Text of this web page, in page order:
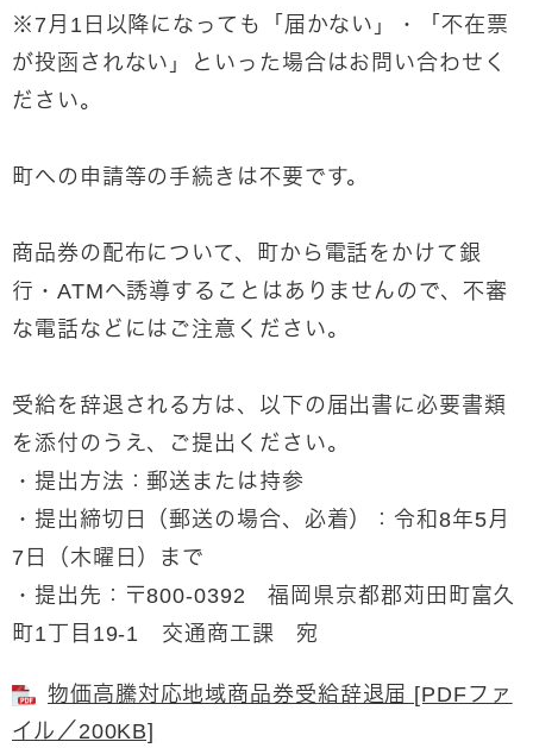
※7月1日以降になっても「届かない」・「不在票
が投函されない」といった場合はお問い合わせく
ださい。
町への申請等の手続きは不要です。
商品券の配布について、町から電話をかけて銀
行・ATMへ誘導することはありませんので、不審
な電話などにはご注意ください。
受給を辞退される方は、以下の届出書に必要書類
を添付のうえ、ご提出ください。
・提出方法：郵送または持参
・提出締切日（郵送の場合、必着）：令和8年5月
7日（木曜日）まで
・提出先：〒800-0392 福岡県京都郡苅田町富久
町1丁目19-1 交通商工課 宛
物価高騰対応地域商品券受給辞退届 [PDFファ
イル／200KB]